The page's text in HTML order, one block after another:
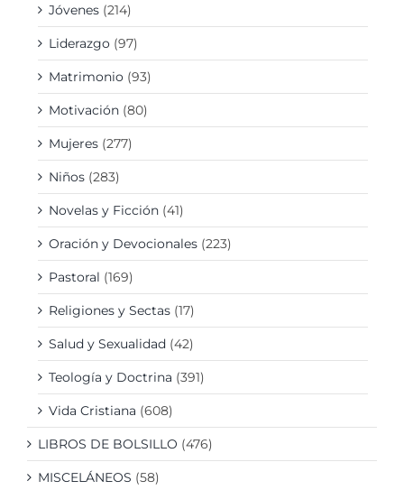
Jóvenes (214)
Liderazgo (97)
Matrimonio (93)
Motivación (80)
Mujeres (277)
Niños (283)
Novelas y Ficción (41)
Oración y Devocionales (223)
Pastoral (169)
Religiones y Sectas (17)
Salud y Sexualidad (42)
Teología y Doctrina (391)
Vida Cristiana (608)
LIBROS DE BOLSILLO (476)
MISCELÁNEOS (58)